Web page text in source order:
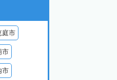
庭市
市
市